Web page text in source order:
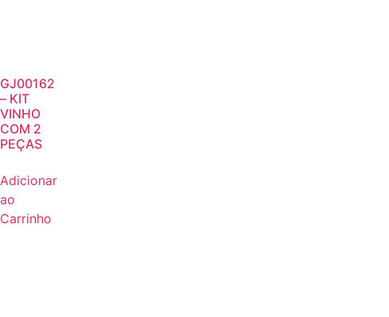
GJ00162
– KIT
VINHO
COM 2
PEÇAS
Adicionar
ao
Carrinho